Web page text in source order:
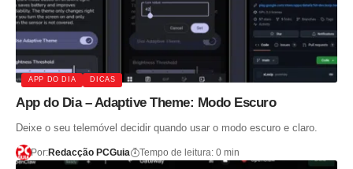
APP DO DIA DICAS
App do Dia – Adaptive Theme: Modo Escuro
Deixe o seu telemóvel decidir quando usar o modo escuro e claro.
Por:Redacção PCGuia Tempo de leitura: 0 min